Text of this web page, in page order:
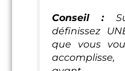
Conseil :
définissez
que vous